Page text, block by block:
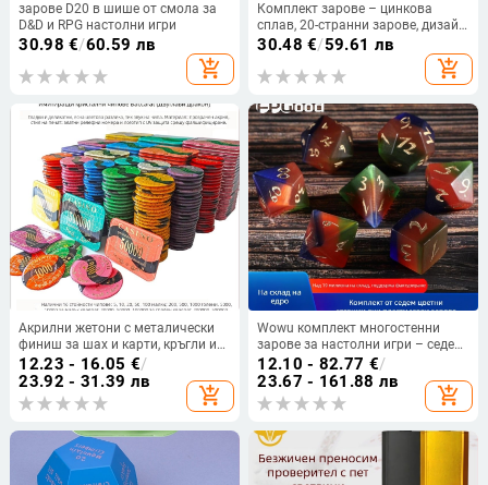
зарове D20 в шише от смола за
D&D и RPG настолни игри
30.98 €/60.59 лв
add_shopping_cart
Комплект зарове – цинкова
сплав, 20-странни зарове, дизайн
с прав ъгъл, 1 бр.
30.48 €/59.61 лв
add_shopping_cart
Акрилни жетони с металически
финиш за шах и карти, кръгли и
квадратни форми,
персонализируеми, марка Joie
casino/qiao yu
12.23 - 16.05 €/
23.92 - 31.39 лв
add_shopping_cart
Wowu комплект многостенни
зарове за настолни игри – седем
D20 зарчета от изкуствен камък
котешко око, персонализируеми
12.10 - 82.77 €/
23.67 - 161.88 лв
add_shopping_cart